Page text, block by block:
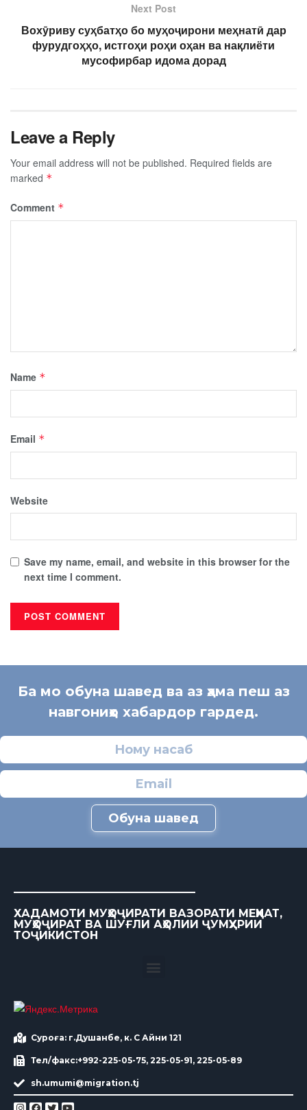
Next Post
Вохӯриву суҳбатҳо бо муҳоҷирони меҳнатӣ дар
фурудгоҳҳо, истгоҳи роҳи оҳан ва нақлиёти
мусофирбар идома дорад
Leave a Reply
Your email address will not be published. Required fields are
marked *
Comment *
Name *
Email *
Website
Save my name, email, and website in this browser for the
next time I comment.
Ба мо обуна шавед ва аз ҳама пеш аз
навгониҳо хабардор гардед.
Обуна шавед
ХАДАМОТИ МУҲОҶИРАТИ ВАЗОРАТИ МЕҲНАТ,
МУҲОҶИРАТ ВА ШУҒЛИ АҲОЛИИ ҶУМҲУРИИ
ТОҶИКИСТОН
Суроға: г.Душанбе, к. С Айни 121
Тел/факс:+992-225-05-75, 225-05-91, 225-05-89
sh.umumi@migration.tj